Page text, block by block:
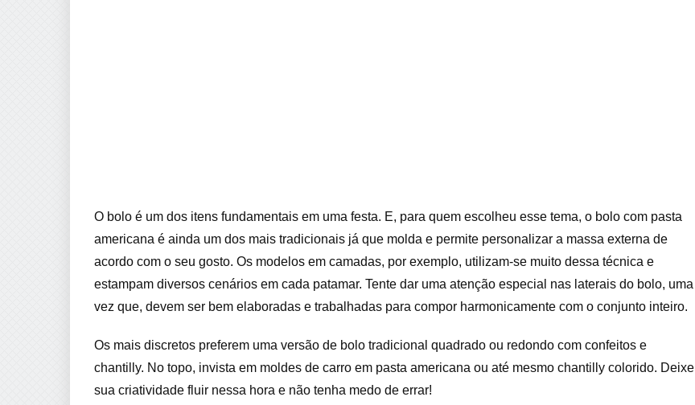
O bolo é um dos itens fundamentais em uma festa. E, para quem escolheu esse tema, o bolo com pasta
americana é ainda um dos mais tradicionais já que molda e permite personalizar a massa externa de
acordo com o seu gosto. Os modelos em camadas, por exemplo, utilizam-se muito dessa técnica e
estampam diversos cenários em cada patamar. Tente dar uma atenção especial nas laterais do bolo, uma
vez que, devem ser bem elaboradas e trabalhadas para compor harmonicamente com o conjunto inteiro.
Os mais discretos preferem uma versão de bolo tradicional quadrado ou redondo com confeitos e
chantilly. No topo, invista em moldes de carro em pasta americana ou até mesmo chantilly colorido. Deixe
sua criatividade fluir nessa hora e não tenha medo de errar!